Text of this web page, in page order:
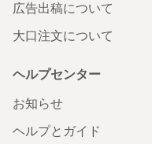
広告出稿について
大口注文について
ヘルプセンター
お知らせ
ヘルプとガイド